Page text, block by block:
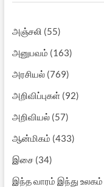
அஞ்சலி (55)
அனுபவம் (163)
அரசியல்(769)
அறிவிப்புகள்(92)
அறிவியல்(57)
ஆன்மிகம் (433)
இசை(34)
இந்த வாரம் இந்து உலகம்